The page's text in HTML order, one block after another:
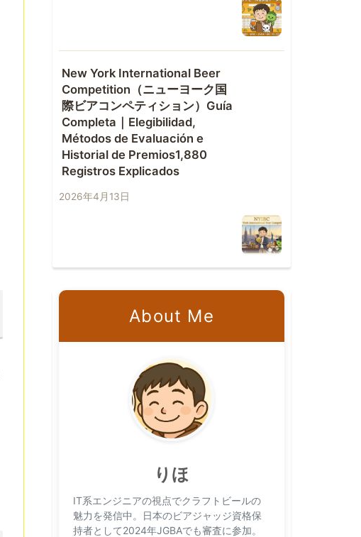
New York International Beer
Competition（ニューヨーク国
際ビアコンペティション）Guía
Completa｜Elegibilidad,
Métodos de Evaluación e
Historial de Premios1,880
Registros Explicados
2026年4月13日
About Me
りほ
IT系エンジニアの視点でクラフトビールの
魅力を発信中。日本のビアジャッジ資格保
持者として2024年JGBAでも審査に参加。